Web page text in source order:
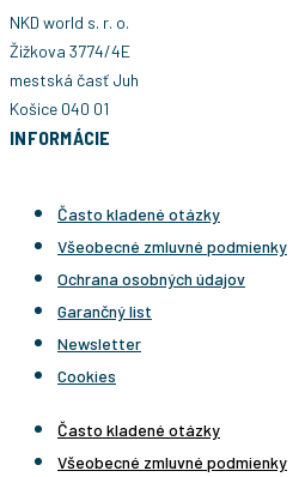
NKD world s. r. o.
Žižkova 3774/4E
mestská časť Juh
Košice 040 01
INFORMÁCIE
Často kladené otázky
Všeobecné zmluvné podmienky
Ochrana osobných údajov
Garančný list
Newsletter
Cookies
Často kladené otázky
Všeobecné zmluvné podmienky